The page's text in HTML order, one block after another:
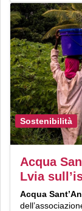
Sostenibilità
Acqua
Lvia
Acqua